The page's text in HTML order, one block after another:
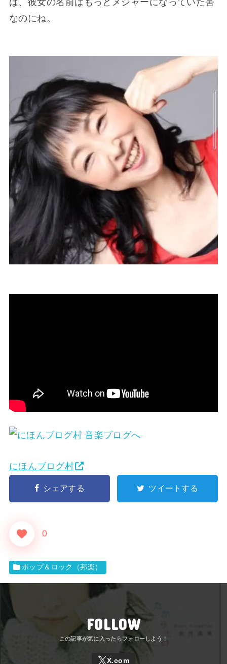
ば、彼女の名前はもっとメジャーになっていた筈
なのにね。
にほんブログ村
シェアする ツイートする
0
ポップ＆ロック（邦楽）
FOLLOW